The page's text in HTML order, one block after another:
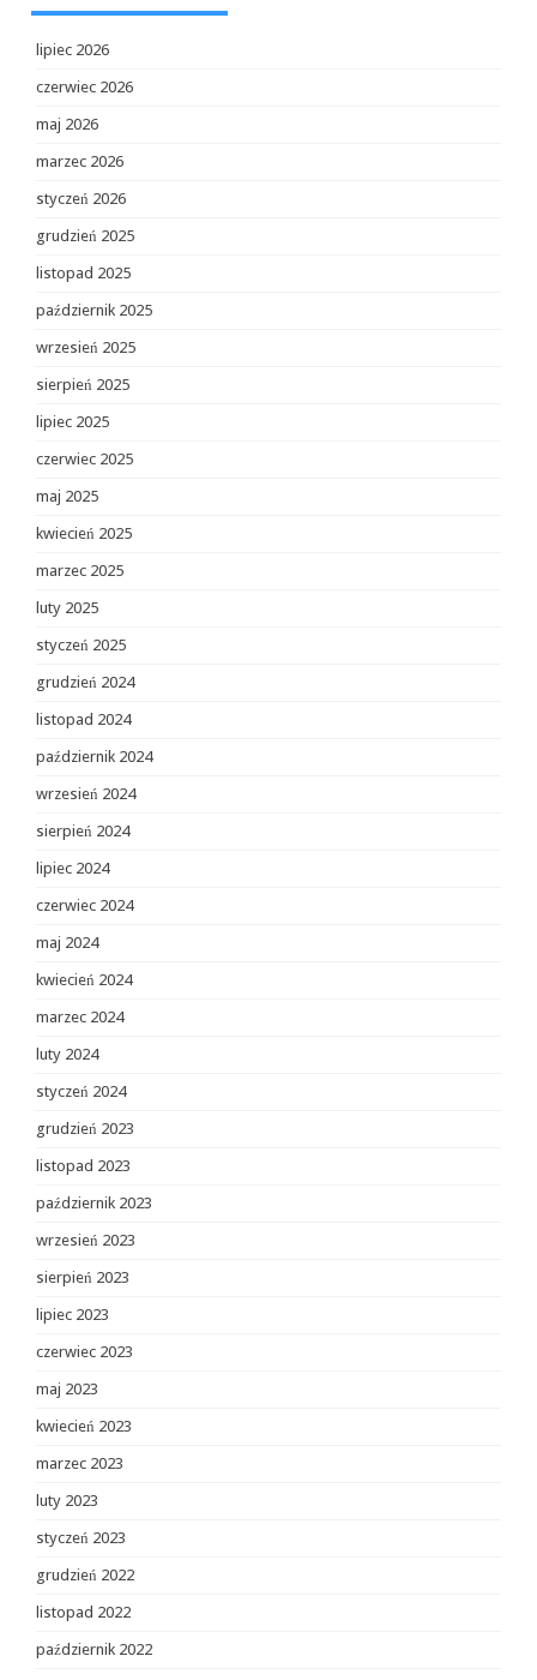
lipiec 2026
czerwiec 2026
maj 2026
marzec 2026
styczeń 2026
grudzień 2025
listopad 2025
październik 2025
wrzesień 2025
sierpień 2025
lipiec 2025
czerwiec 2025
maj 2025
kwiecień 2025
marzec 2025
luty 2025
styczeń 2025
grudzień 2024
listopad 2024
październik 2024
wrzesień 2024
sierpień 2024
lipiec 2024
czerwiec 2024
maj 2024
kwiecień 2024
marzec 2024
luty 2024
styczeń 2024
grudzień 2023
listopad 2023
październik 2023
wrzesień 2023
sierpień 2023
lipiec 2023
czerwiec 2023
maj 2023
kwiecień 2023
marzec 2023
luty 2023
styczeń 2023
grudzień 2022
listopad 2022
październik 2022